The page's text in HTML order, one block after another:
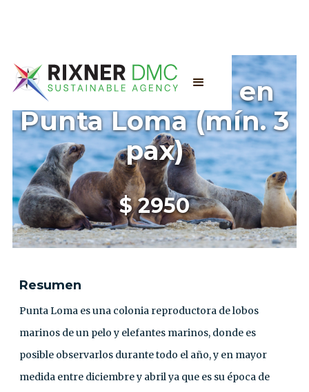
Lobos Marinos en
Punta Loma (mín. 3
pax)
$2950
Resumen
Punta Loma es una colonia reproductora de lobos
marinos de un pelo y elefantes marinos, donde es
posible observarlos durante todo el año, y en mayor
medida entre diciembre y abril ya que es su época de